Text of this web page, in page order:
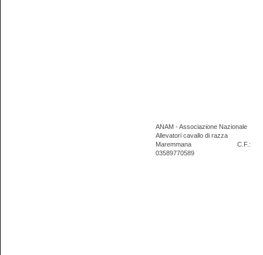
ANAM - Associazione Nazionale
Allevatori cavallo di razza
Maremmana
C.F.:
03589770589